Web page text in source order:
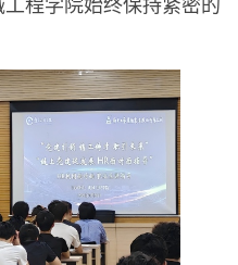
程学院始终保持紧密的